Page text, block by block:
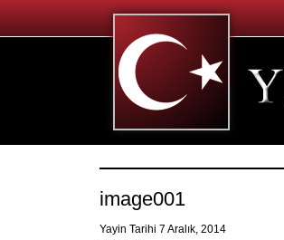
image001
Yayin Tarihi 7 Aralık, 2014